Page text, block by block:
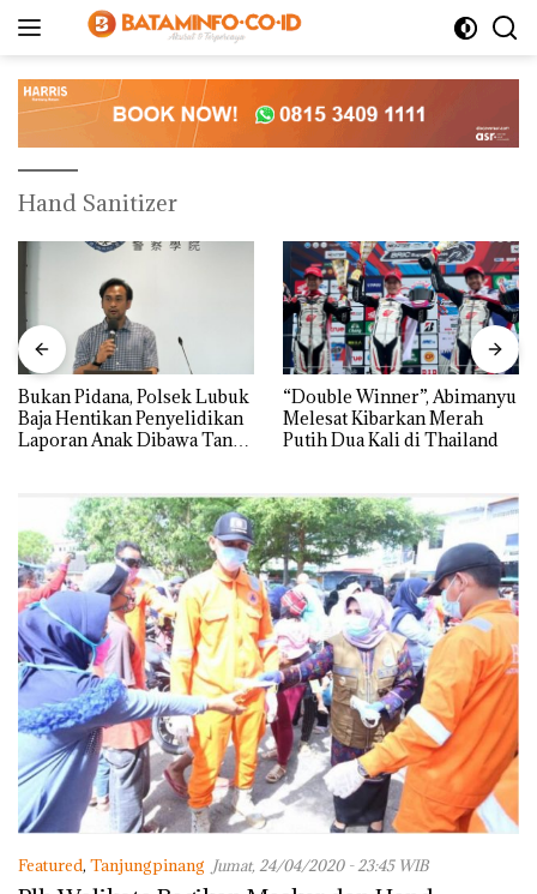
Hand Sanitizer
Bukan Pidana, Polsek Lubuk
Baja Hentikan Penyelidikan
Laporan Anak Dibawa Tanpa
“Double Winner”, Abimanyu
Melesat Kibarkan Merah
Putih Dua Kali di Thailand
Featured, Tanjungpinang Jumat, 24/04/2020 - 23:45 WIB